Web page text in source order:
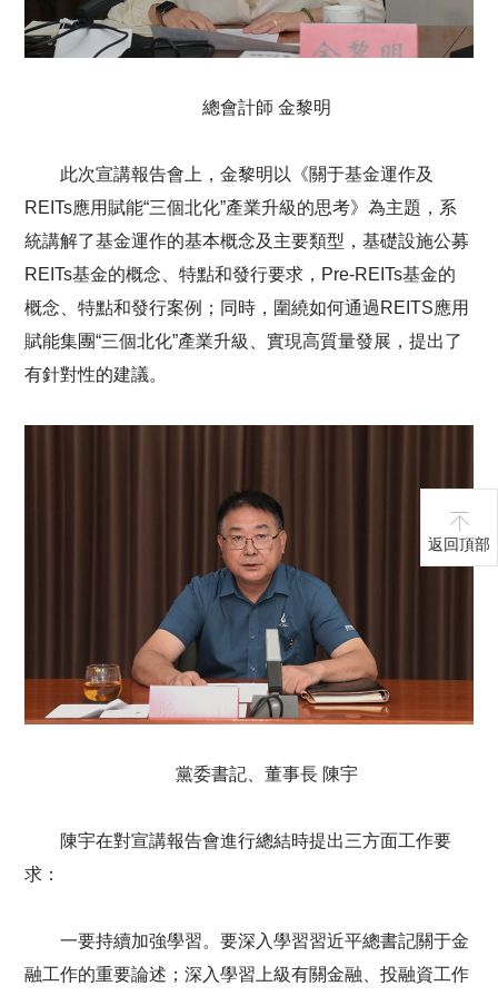
總會計師 金黎明
此次宣講報告會上，金黎明以《關于基金運作及
REITs應用賦能“三個北化”產業升級的思考》為主題，系
統講解了基金運作的基本概念及主要類型，基礎設施公募
REITs基金的概念、特點和發行要求，Pre-REITs基金的
概念、特點和發行案例；同時，圍繞如何通過REITS應用
賦能集團“三個北化”產業升級、實現高質量發展，提出了
有針對性的建議。
黨委書記、董事長 陳宇
陳宇在對宣講報告會進行總結時提出三方面工作要
求：
一要持續加強學習。要深入學習習近平總書記關于金
融工作的重要論述；深入學習上級有關金融、投融資工作
返回頂部